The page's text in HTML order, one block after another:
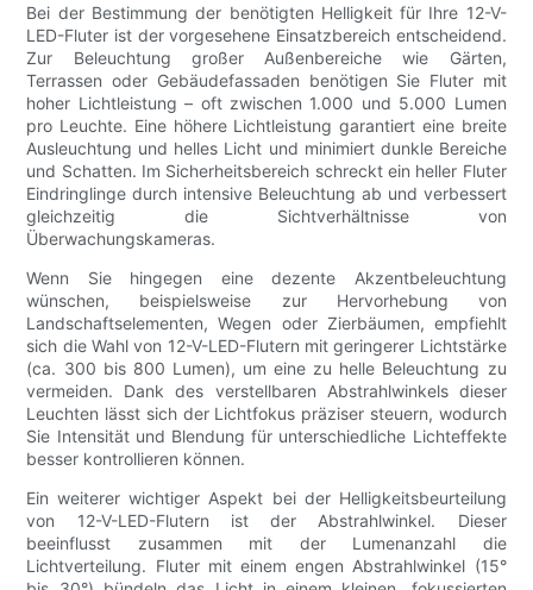
Bei der Bestimmung der benötigten Helligkeit für Ihre 12-V-
LED-Fluter ist der vorgesehene Einsatzbereich entscheidend.
Zur Beleuchtung großer Außenbereiche wie Gärten,
Terrassen oder Gebäudefassaden benötigen Sie Fluter mit
hoher Lichtleistung – oft zwischen 1.000 und 5.000 Lumen
pro Leuchte. Eine höhere Lichtleistung garantiert eine breite
Ausleuchtung und helles Licht und minimiert dunkle Bereiche
und Schatten. Im Sicherheitsbereich schreckt ein heller Fluter
Eindringlinge durch intensive Beleuchtung ab und verbessert
gleichzeitig die Sichtverhältnisse von
Überwachungskameras.
Wenn Sie hingegen eine dezente Akzentbeleuchtung
wünschen, beispielsweise zur Hervorhebung von
Landschaftselementen, Wegen oder Zierbäumen, empfiehlt
sich die Wahl von 12-V-LED-Flutern mit geringerer Lichtstärke
(ca. 300 bis 800 Lumen), um eine zu helle Beleuchtung zu
vermeiden. Dank des verstellbaren Abstrahlwinkels dieser
Leuchten lässt sich der Lichtfokus präziser steuern, wodurch
Sie Intensität und Blendung für unterschiedliche Lichteffekte
besser kontrollieren können.
Ein weiterer wichtiger Aspekt bei der Helligkeitsbeurteilung
von 12-V-LED-Flutern ist der Abstrahlwinkel. Dieser
beeinflusst zusammen mit der Lumenanzahl die
Lichtverteilung. Fluter mit einem engen Abstrahlwinkel (15°